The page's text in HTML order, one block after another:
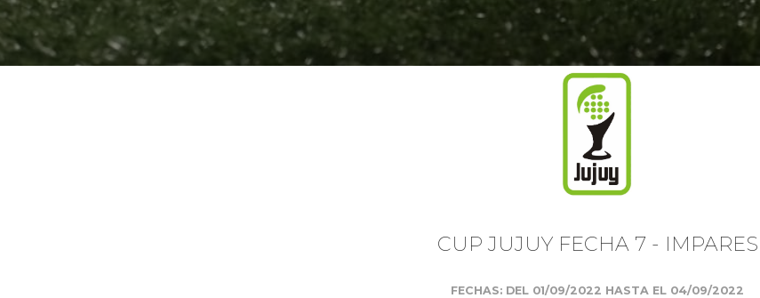
CUP JUJUY FECHA 7 - IMPARES
FECHAS: DEL 01/09/2022 HASTA EL 04/09/2022